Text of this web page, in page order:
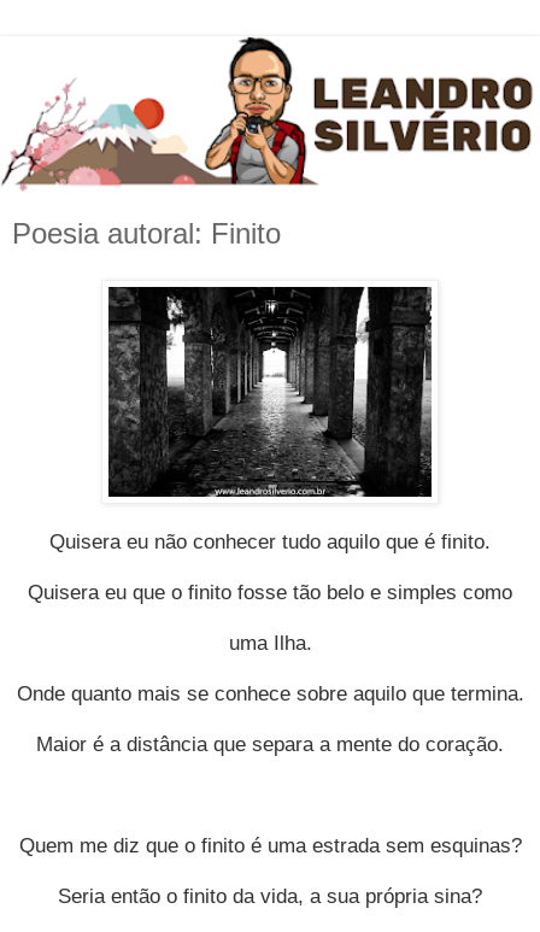
Poesia autoral: Finito
Quisera eu não conhecer tudo aquilo que é finito.
Quisera eu que o finito fosse tão belo e simples como
uma Ilha.
Onde quanto mais se conhece sobre aquilo que termina.
Maior é a distância que separa a mente do coração.
Quem me diz que o finito é uma estrada sem esquinas?
Seria então o finito da vida, a sua própria sina?